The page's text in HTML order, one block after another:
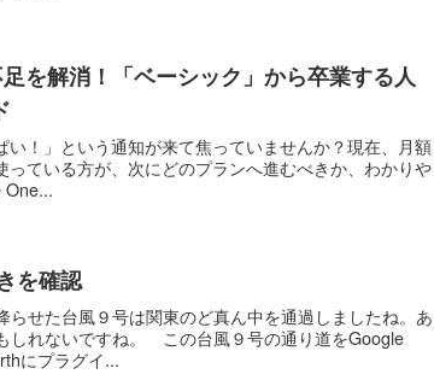
を解消！「ベーシック」から卒業する人
い！」という通知が来て焦っていませんか？現在、月額
ている方が、次にどのプランへ進むべきか、わかりや
One...
を確認
せた台風９号は関東のど真ん中を通過しましたね。あ
しれないですね。 この台風９号の通り道をGoogle
にプラグイ...